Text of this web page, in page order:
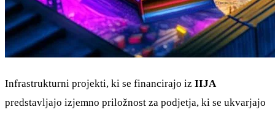
Infrastrukturni projekti, ki se financirajo iz IIJA
predstavljajo izjemno priložnost za podjetja, ki se ukvarjajo